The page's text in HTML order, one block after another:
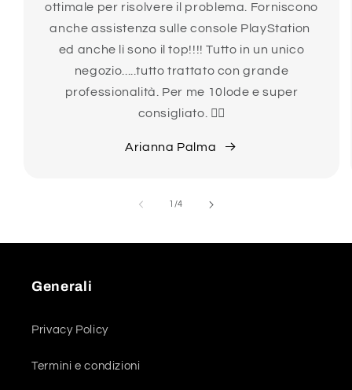
ottimale per risolvere il problema. Forniscono
anche assistenza sulle console PlayStation
ed anche lì sono il top!!!! Tutto in un unico
negozio.....tutto trattato con grande
professionalità. Per me 10lode e super
consigliato. 👍🏻
Arianna Palma
1 /su
4
Generali
Privacy Policy
Termini e condizioni